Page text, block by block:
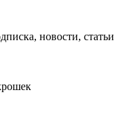
новости, статьи